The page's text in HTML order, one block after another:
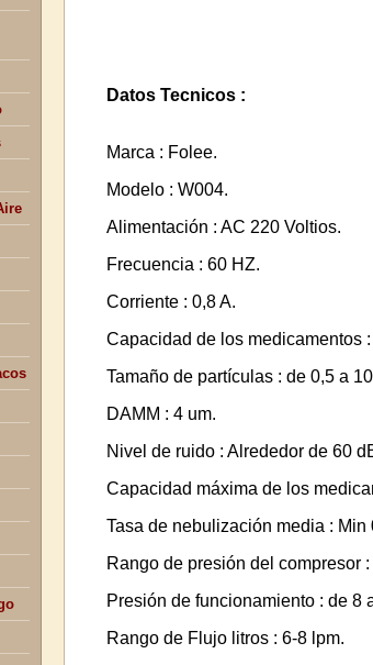
Datos Tecnicos :
Marca : Folee.
Modelo : W004.
Alimentación : AC 220 Voltios.
Frecuencia : 60 HZ.
Corriente : 0,8 A.
Capacidad de los medicamentos :
Tamaño de partículas : de 0,5 a
DAMM : 4 um.
Nivel de ruido : Alrededor de 60
Capacidad máxima de los
Tasa de nebulización media : Min
Rango de presión del compresor
Presión de funcionamiento : de 8
Rango de Flujo litros : 6-8 lpm.